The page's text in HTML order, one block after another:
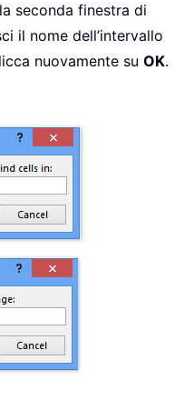
. FindNext(xCell)
Nothing
Then
Then
.
&
Then
seconda finestra di
il nome dell’intervallo
nuovamente su OK.